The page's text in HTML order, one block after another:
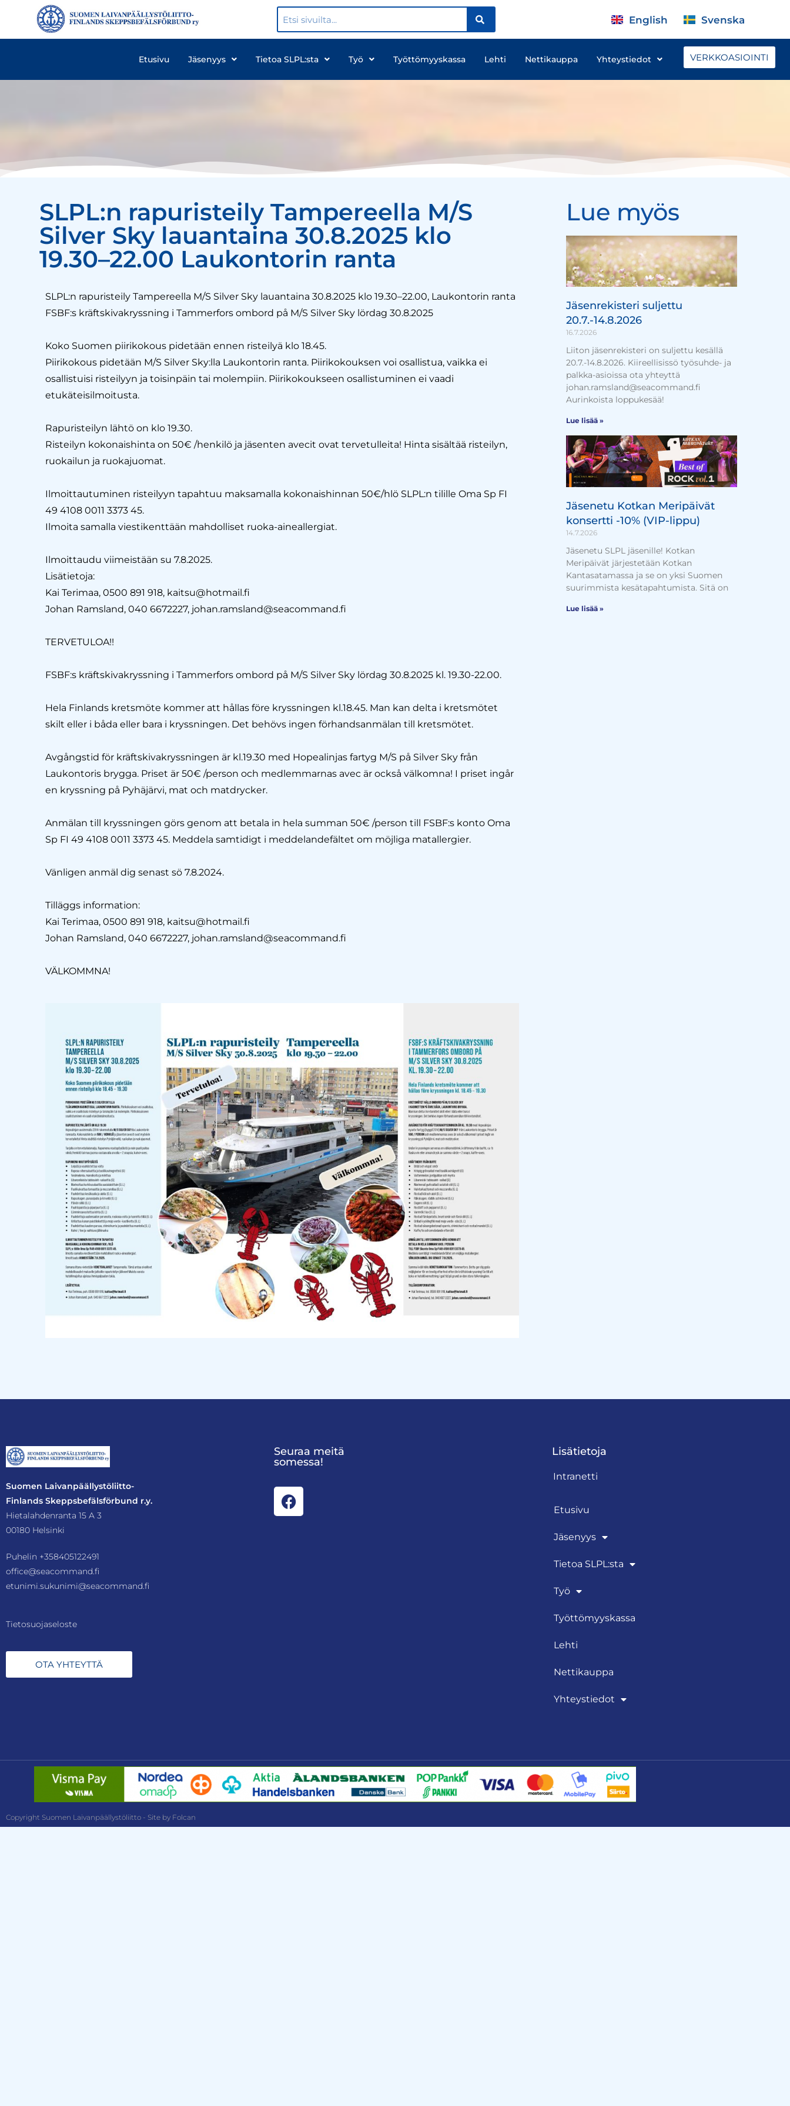
English Svenska
Etusivu Jäsenyys Tietoa SLPL:sta Työ Työttömyyskassa Lehti Nettikauppa Yhteystiedot VERKKOASIOINTI
SLPL:n rapuristeily Tampereella M/S
Silver Sky lauantaina 30.8.2025 klo
19.30–22.00 Laukontorin ranta
SLPL:n rapuristeily Tampereella M/S Silver Sky lauantaina 30.8.2025 klo 19.30–22.00, Laukontorin ranta
FSBF:s kräftskivakryssning i Tammerfors ombord på M/S Silver Sky lördag 30.8.2025
Koko Suomen piirikokous pidetään ennen risteilyä klo 18.45.
Piirikokous pidetään M/S Silver Sky:lla Laukontorin ranta. Piirikokouksen voi osallistua, vaikka ei
osallistuisi risteilyyn ja toisinpäin tai molempiin. Piirikokoukseen osallistuminen ei vaadi
etukäteisilmoitusta.
Rapuristeilyn lähtö on klo 19.30.
Risteilyn kokonaishinta on 50€ /henkilö ja jäsenten avecit ovat tervetulleita! Hinta sisältää risteilyn,
ruokailun ja ruokajuomat.
Ilmoittautuminen risteilyyn tapahtuu maksamalla kokonaishinnan 50€/hlö SLPL:n tilille Oma Sp FI
49 4108 0011 3373 45.
Ilmoita samalla viestikenttään mahdolliset ruoka-aineallergiat.
Ilmoittaudu viimeistään su 7.8.2025.
Lisätietoja:
Kai Terimaa, 0500 891 918, kaitsu@hotmail.fi
Johan Ramsland, 040 6672227, johan.ramsland@seacommand.fi
TERVETULOA!!
FSBF:s kräftskivakryssning i Tammerfors ombord på M/S Silver Sky lördag 30.8.2025 kl. 19.30-22.00.
Hela Finlands kretsmöte kommer att hållas före kryssningen kl.18.45. Man kan delta i kretsmötet
skilt eller i båda eller bara i kryssningen. Det behövs ingen förhandsanmälan till kretsmötet.
Avgångstid för kräftskivakryssningen är kl.19.30 med Hopealinjas fartyg M/S på Silver Sky från
Laukontoris brygga. Priset är 50€ /person och medlemmarnas avec är också välkomna! I priset ingår
en kryssning på Pyhäjärvi, mat och matdrycker.
Anmälan till kryssningen görs genom att betala in hela summan 50€ /person till FSBF:s konto Oma
Sp FI 49 4108 0011 3373 45. Meddela samtidigt i meddelandefältet om möjliga matallergier.
Vänligen anmäl dig senast sö 7.8.2024.
Tilläggs information:
Kai Terimaa, 0500 891 918, kaitsu@hotmail.fi
Johan Ramsland, 040 6672227, johan.ramsland@seacommand.fi
VÄLKOMMNA!
Lue myös
Jäsenrekisteri suljettu
20.7.-14.8.2026
16.7.2026
Liiton jäsenrekisteri on suljettu kesällä
20.7.-14.8.2026. Kiireellisissö työsuhde- ja
palkka-asioissa ota yhteyttä
johan.ramsland@seacommand.fi
Aurinkoista loppukesää!
Lue lisää »
Jäsenetu Kotkan Meripäivät
konsertti -10% (VIP-lippu)
14.7.2026
Jäsenetu SLPL jäsenille! Kotkan
Meripäivät järjestetään Kotkan
Kantasatamassa ja se on yksi Suomen
suurimmista kesätapahtumista. Sitä on
Lue lisää »
Suomen Laivanpäällystöliitto-
Finlands Skeppsbefälsförbund r.y.
Hietalahdenranta 15 A 3
00180 Helsinki
Puhelin +358405122491
office@seacommand.fi
etunimi.sukunimi@seacommand.fi
Tietosuojaseloste
OTA YHTEYTTÄ
Seuraa meitä
somessa!
Lisätietoja
Intranetti
Etusivu
Jäsenyys
Tietoa SLPL:sta
Työ
Työttömyyskassa
Lehti
Nettikauppa
Yhteystiedot
Copyright Suomen Laivanpäällystöliitto - Site by Folcan